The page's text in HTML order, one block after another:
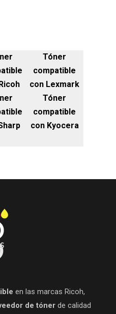
Tóner
compatible
con Lexmark
Tóner
compatible
con Kyocera
en las marcas Ricoh,
de tóner de calidad